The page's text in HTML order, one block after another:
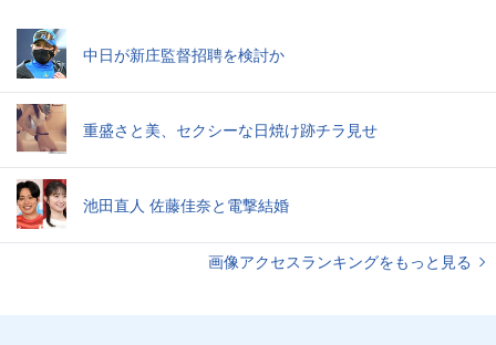
中日が新庄監督招聘を検討か
重盛さと美、セクシーな日焼け跡チラ見せ
池田直人 佐藤佳奈と電撃結婚
画像アクセスランキングをもっと見る